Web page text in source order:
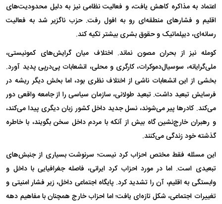
اعتماد به مذاکره کاهش یافت، و فعالیت نظامی نیز به دلیل محدودیت‌های
اقلیم و فشار‌های منطقه‌ای رو به افول رفت. حزب ناگزیر شد به فعالیت
رسانه‌ای، دیپلماتیک و حقوق بشری بیشتر تکیه کند.
کومله نیز از بحران مصون نماند. اختلاف میان گرایش‌های کمونیستی،
ملی‌گرایانه، سوسیال‌دموکرات، کارگری و محلی، انشعابات پی‌درپی پدید آورد.
بخشی از این انشعابات ناشی از اختلاف نظری بود، اما بخش دیگر ریشه در
فرسایش تبعید داشت. تبعید طولانی، سازمان سیاسی را از جامعه واقعی دور
می‌کند. کادر‌ها پیر می‌شوند، نسل جدید داخل کشور زبان دیگری پیدا می‌کند،
و رهبران خارج‌نشین گاه بیش از آنکه با مردم داخل سخن بگویند، با خاطره
گذشته خود زندگی می‌کنند.
این مسئله فقط مختص احزاب کرد نیست؛ سرنوشت بسیاری از جنبش‌های
تبعیدی است. اما در مورد احزاب کرد ایرانی، فاصله جغرافیایی با داخل و
وابستگی به اقلیم، آن را تشدید کرد. پایگاه اجتماعی داخل، زیر فشار امنیتی و
تغییرات اجتماعی، شکل تازه‌ای یافت؛ اما احزاب خارج همچنان با مفاهیم دهه